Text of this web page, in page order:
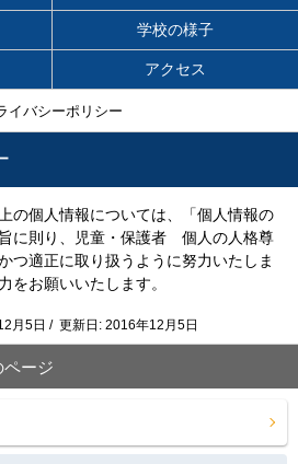
学校の様子
アクセス
イバシーポリシー
の個人情報については、「個人情報の
に則り、児童・保護者 個人の人格尊
つ適正に取り扱うように努力いたしま
をお願いいたします。
月5日 / 更新日: 2016年12月5日
ページ